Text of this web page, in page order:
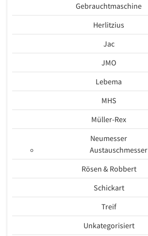
Gebrauchtmaschine
Herlitzius
Jac
JMO
Lebema
MHS
Müller-Rex
Neumesser
Austauschmesser
Rösen & Robbert
Schickart
Treif
Unkategorisiert